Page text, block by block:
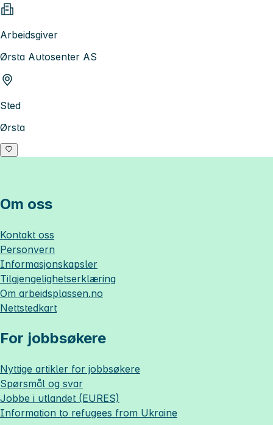
Arbeidsgiver
Ørsta Autosenter AS
Sted
Ørsta
Om oss
Kontakt oss
Personvern
Informasjonskapsler
Tilgjengelighetserklæring
Om arbeidsplassen.no
Nettstedkart
For jobbsøkere
Nyttige artikler for jobbsøkere
Spørsmål og svar
Jobbe i utlandet (EURES)
Information to refugees from Ukraine